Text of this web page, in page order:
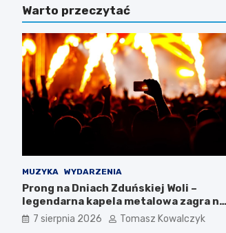
Warto przeczytać
MUZYKA WYDARZENIA
Prong na Dniach Zduńskiej Woli –
legendarna kapela metalowa zagra na
żywo!
7 sierpnia 2026 Tomasz Kowalczyk